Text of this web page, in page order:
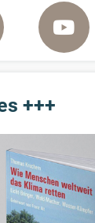
+++